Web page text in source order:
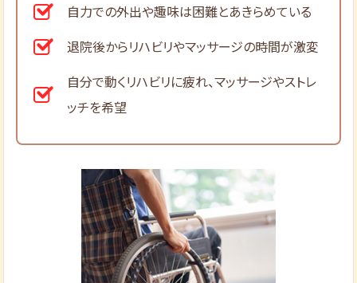
自力での外出や趣味は困難とあきらめている
退院後からリハビリやマッサージの時間が激変
自分で動くリハビリに疲れ、マッサージやストレ
ッチを希望